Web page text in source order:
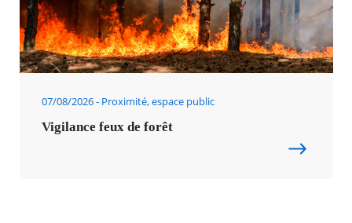
07/08/2026 Proximité, espace public
Vigilance feux de forêt